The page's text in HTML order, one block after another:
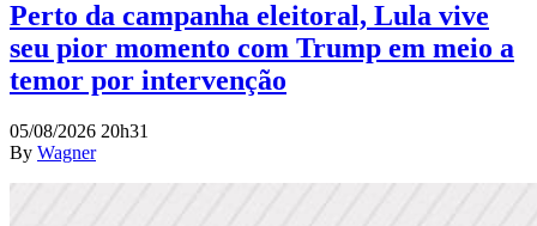
Perto da campanha eleitoral, Lula vive
seu pior momento com Trump em meio a
temor por intervenção
05/08/2026 20h31
By Wagner